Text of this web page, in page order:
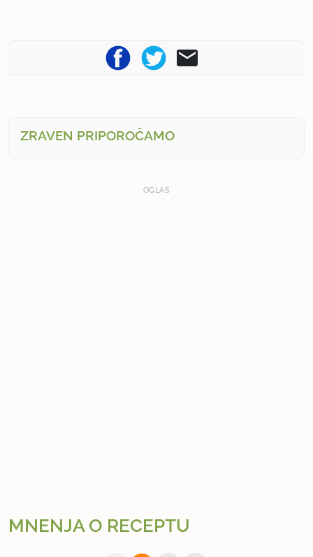
ZRAVEN PRIPOROČAMO
OGLAS
MNENJA O RECEPTU